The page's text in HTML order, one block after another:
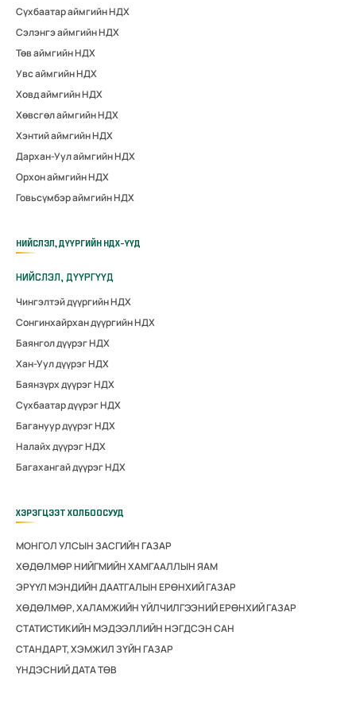
Сүхбаатар аймгийн НДХ
Сэлэнгэ аймгийн НДХ
Төв аймгийн НДХ
Увс аймгийн НДХ
Ховд аймгийн НДХ
Хөвсгөл аймгийн НДХ
Хэнтий аймгийн НДХ
Дархан-Уул аймгийн НДХ
Орхон аймгийн НДХ
Говьсүмбэр аймгийн НДХ
НИЙСЛЭЛ, ДҮҮРГИЙН НДХ-ҮҮД
НИЙСЛЭЛ, ДҮҮРГҮҮД
Чингэлтэй дүүргийн НДХ
Сонгинхайрхан дүүргийн НДХ
Баянгол дүүрэг НДХ
Хан-Уул дүүрэг НДХ
Баянзүрх дүүрэг НДХ
Сүхбаатар дүүрэг НДХ
Багануур дүүрэг НДХ
Налайх дүүрэг НДХ
Багахангай дүүрэг НДХ
ХЭРЭГЦЭЭТ ХОЛБООСУУД
МОНГОЛ УЛСЫН ЗАСГИЙН ГАЗАР
ХӨДӨЛМӨР НИЙГМИЙН ХАМГААЛЛЫН ЯАМ
ЭРҮҮЛ МЭНДИЙН ДААТГАЛЫН ЕРӨНХИЙ ГАЗАР
ХӨДӨЛМӨР, ХАЛАМЖИЙН ҮЙЛЧИЛГЭЭНИЙ ЕРӨНХИЙ ГАЗАР
СТАТИСТИКИЙН МЭДЭЭЛЛИЙН НЭГДСЭН САН
СТАНДАРТ, ХЭМЖИЛ ЗҮЙН ГАЗАР
ҮНДЭСНИЙ ДАТА ТӨВ